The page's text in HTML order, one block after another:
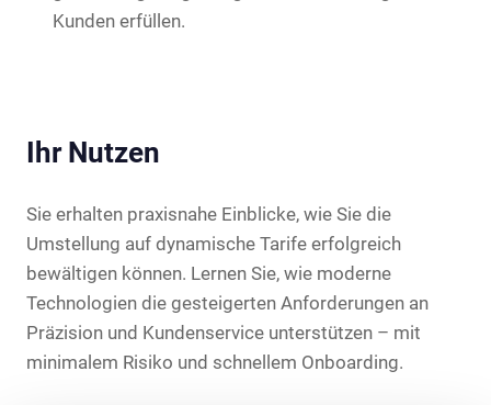
Kunden erfüllen.
Ihr Nutzen
Sie erhalten praxisnahe Einblicke, wie Sie die
Umstellung auf dynamische Tarife erfolgreich
bewältigen können. Lernen Sie, wie moderne
Technologien die gesteigerten Anforderungen an
Präzision und Kundenservice unterstützen – mit
minimalem Risiko und schnellem Onboarding.